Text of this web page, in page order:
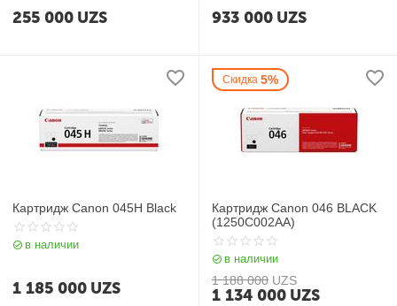
255 000 UZS 933 000 UZS
Картридж Canon 045H Black
в наличии
1 185 000 UZS
Скидка 5%
Картридж Canon 046 BLACK
(1250C002AA)
в наличии
1 188 000 UZS
1 134 000 UZS